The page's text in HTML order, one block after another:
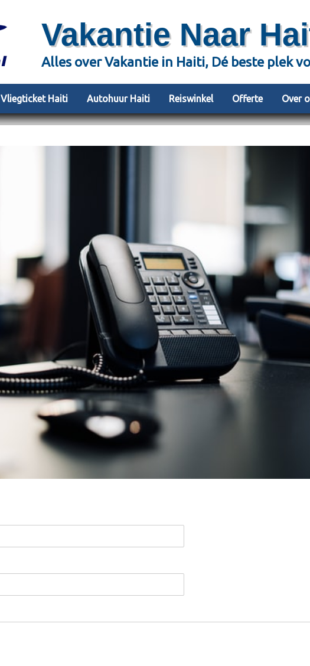
Vakantie Naar
Alles over Vakantie in Haiti, Dé beste plek
Vliegticket Haiti Autohuur Haiti Reiswinkel Offerte Over